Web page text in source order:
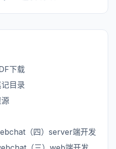
下载
目录
（四）server端开发